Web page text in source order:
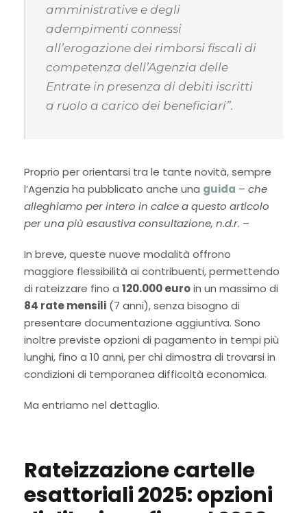
amministrative e degli
adempimenti connessi
all’erogazione dei rimborsi fiscali di
competenza dell’Agenzia delle
Entrate in presenza di debiti iscritti
a ruolo a carico dei beneficiari”.
Proprio per orientarsi tra le tante novità, sempre
l’Agenzia ha pubblicato anche una guida – che
alleghiamo per intero in calce a questo articolo
per una più esaustiva consultazione, n.d.r. –
In breve, queste nuove modalità offrono
maggiore flessibilità ai contribuenti, permettendo
di rateizzare fino a 120.000 euroin un massimo di
84 rate mensili (7 anni), senza bisogno di
presentare documentazione aggiuntiva. Sono
inoltre previste opzioni di pagamento in tempi più
lunghi, fino a 10 anni, per chi dimostra di trovarsi in
condizioni di temporanea difficoltà economica.
Ma entriamo nel dettaglio.
Rateizzazione cartelle
esattoriali 2025: opzioni